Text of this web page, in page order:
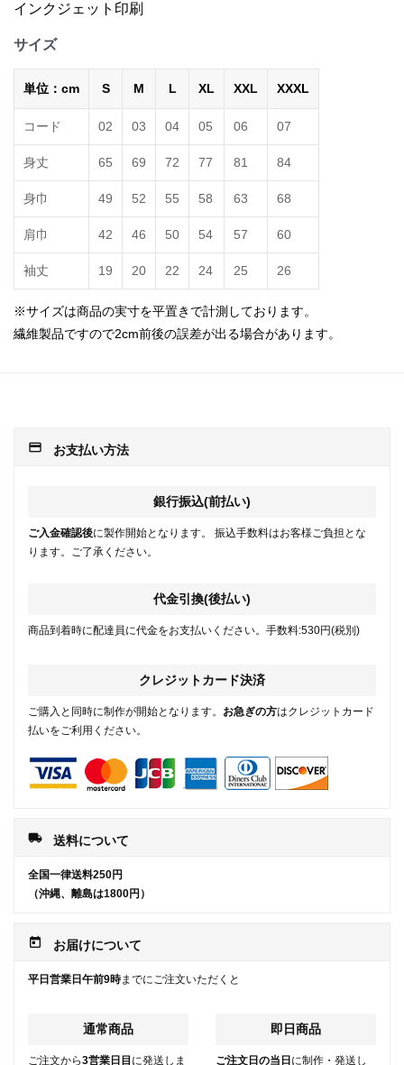
インクジェット印刷
サイズ
単位：cm S M L XL XXL XXXL
コード 02 03 04 05 06 07
身丈 65 69 72 77 81 84
身巾 49 52 55 58 63 68
肩巾 42 46 50 54 57 60
袖丈 19 20 22 24 25 26
※サイズは商品の実寸を平置きで計測しております。
繊維製品ですので2cm前後の誤差が出る場合があります。
payment お支払い方法
銀行振込(前払い)
ご入金確認後に製作開始となります。 振込手数料はお客様ご負担とな
ります。ご了承ください。
代金引換(後払い)
商品到着時に配達員に代金をお支払いください。手数料:530円(税別)
クレジットカード決済
ご購入と同時に制作が開始となります。 お急ぎの方はクレジットカード
払いをご利用ください。
local_shipping 送料について
全国一律送料250円
（沖縄、離島は1800円）
today お届けについて
平日営業日午前9時までにご注文いただくと
通常商品
ご注文から3営業日目 に発送しま
即日商品
ご注文日の当日 に制作・発送し